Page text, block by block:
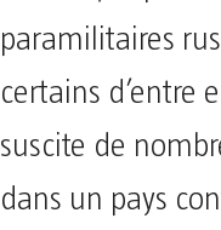
paramilitaires
certains d’entre
suscite de
dans un pays